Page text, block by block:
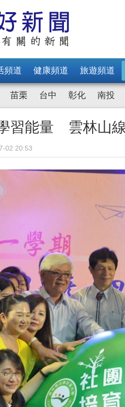
頻道 健康頻道 旅遊頻道
苗栗 台中 彰化 南投
習能量 雲林山
02 20:53